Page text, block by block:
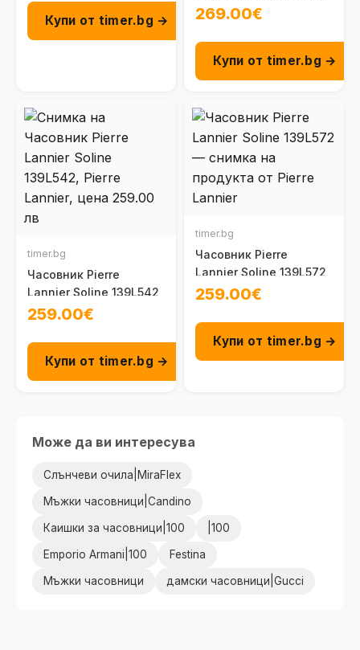
Купи от timer.bg → 269.00€
Купи от timer.bg →
timer.bg
Часовник Pierre
Lannier Soline 139L542
259.00€
Купи от timer.bg →
timer.bg
Часовник Pierre
Lannier Soline 139L572
259.00€
Купи от timer.bg →
Може да ви интересува
Слънчеви очила|MiraFlex
Мъжки часовници|Candino
Каишки за часовници|100 |100
Emporio Armani|100 Festina
Мъжки часовници дамски часовници|Gucci